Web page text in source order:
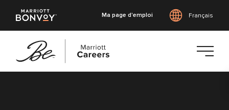
Ma page d'emploi Français